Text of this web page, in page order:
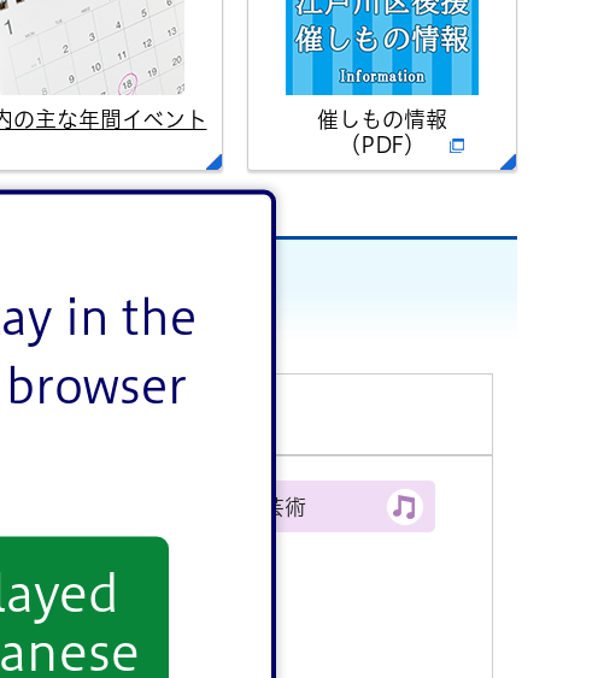
in the
の主な年間イベント
催しもの情報
（PDF）
文化・芸術